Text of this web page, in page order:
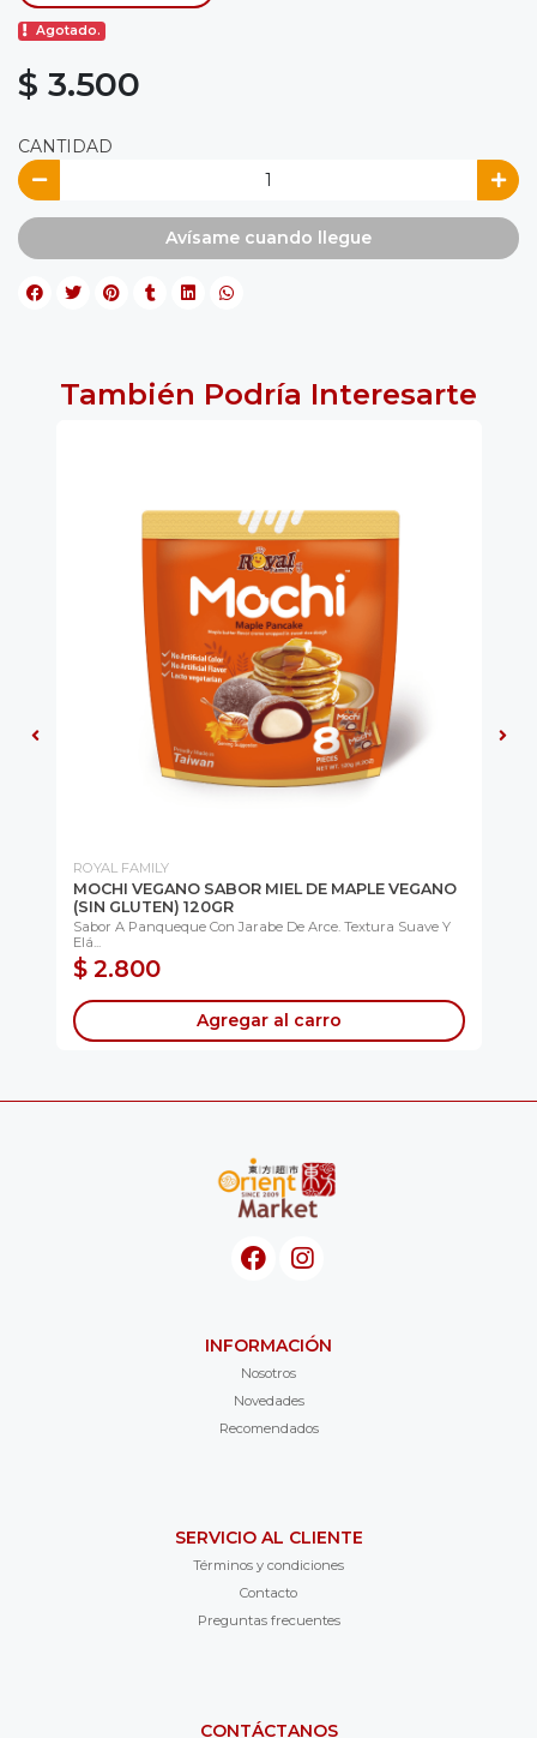
Agotado.
$ 3.500
CANTIDAD
Avísame cuando llegue
También Podría Interesarte
ROYAL FAMILY
MOCHI VEGANO SABOR MIEL DE MAPLE VEGANO
(SIN GLUTEN) 120GR
Sabor A Panqueque Con Jarabe De Arce. Textura Suave Y
Elá...
$ 2.800
Agregar al carro
INFORMACIÓN
Nosotros
Novedades
Recomendados
SERVICIO AL CLIENTE
Términos y condiciones
Contacto
Preguntas frecuentes
CONTÁCTANOS